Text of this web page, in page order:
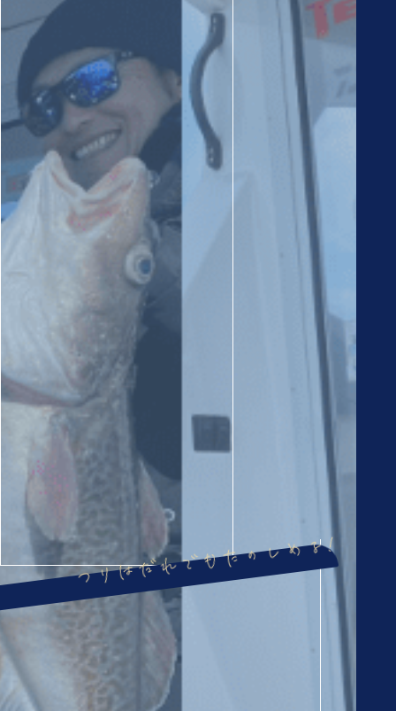
つりはだれでもたのしめる!